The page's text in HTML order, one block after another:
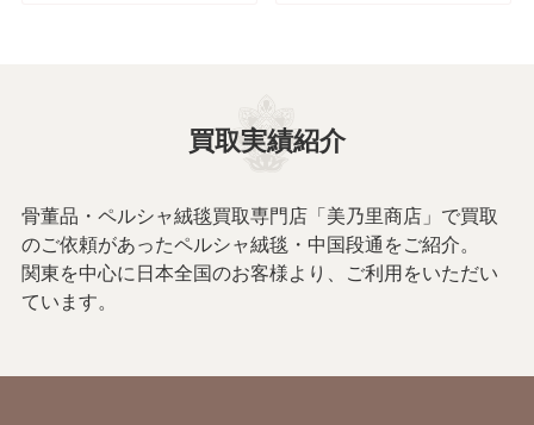
買取実績紹介
骨董品・ペルシャ絨毯買取専門店「美乃里商店」で買取
のご依頼があったペルシャ絨毯・中国段通をご紹介。
関東を中心に日本全国のお客様より、ご利用をいただい
ています。